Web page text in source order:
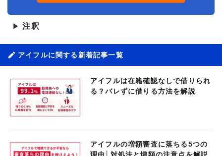
▶ 注釈
アイフルに関する新着記事一覧
アイフルは在籍確認なしで借りられ
る？バレずに借りる方法を解説
アイフルの増額審査に落ちる5つの